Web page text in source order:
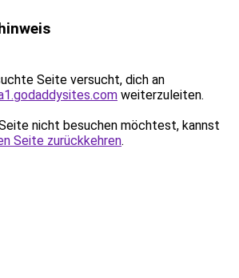
Seite versucht, dich an
weiterzuleiten.
nicht besuchen möchtest, kannst
Seite zurückkehren.